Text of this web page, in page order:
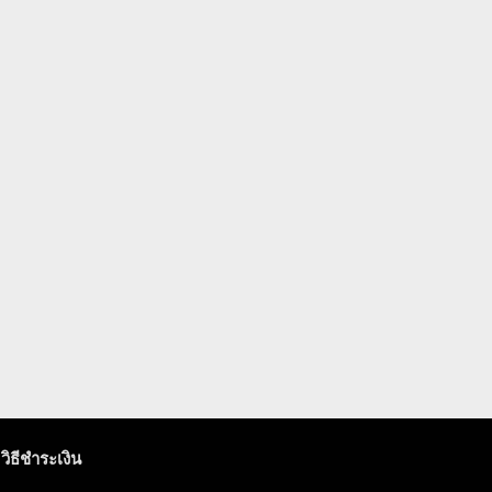
วิธีชำระเงิน